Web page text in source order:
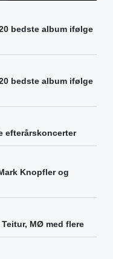
bedste album ifølge
bedste album ifølge
efterårskoncerter
Knopfler og
MØ med flere